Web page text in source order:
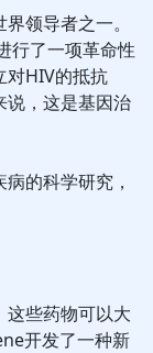
领导者之一。
行了一项革命性
对HIV的抵抗
说，这是基因治
的科学研究，
这些药物可以大
开发了一种新